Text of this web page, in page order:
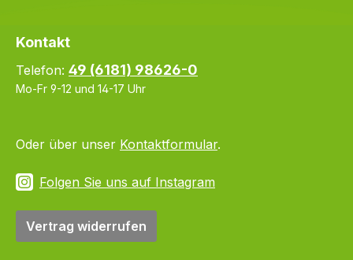
Kontakt
Telefon: 49 (6181) 98626-0
Mo-Fr 9-12 und 14-17 Uhr
Oder über unser Kontaktformular.
Folgen Sie uns auf Instagram
Vertrag widerrufen